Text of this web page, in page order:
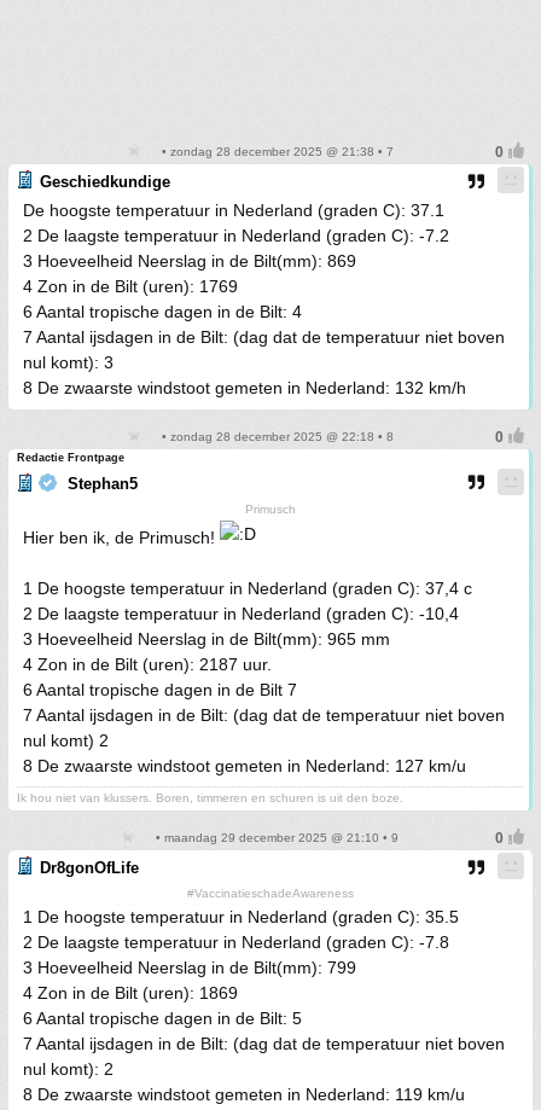
• zondag 28 december 2025 @ 21:38 • 7
Geschiedkundige
De hoogste temperatuur in Nederland (graden C): 37.1
2 De laagste temperatuur in Nederland (graden C): -7.2
3 Hoeveelheid Neerslag in de Bilt(mm): 869
4 Zon in de Bilt (uren): 1769
6 Aantal tropische dagen in de Bilt: 4
7 Aantal ijsdagen in de Bilt: (dag dat de temperatuur niet boven
nul komt): 3
8 De zwaarste windstoot gemeten in Nederland: 132 km/h
• zondag 28 december 2025 @ 22:18 • 8
Redactie Frontpage
Stephan5
Primusch
Hier ben ik, de Primusch!
1 De hoogste temperatuur in Nederland (graden C): 37,4 c
2 De laagste temperatuur in Nederland (graden C): -10,4
3 Hoeveelheid Neerslag in de Bilt(mm): 965 mm
4 Zon in de Bilt (uren): 2187 uur.
6 Aantal tropische dagen in de Bilt 7
7 Aantal ijsdagen in de Bilt: (dag dat de temperatuur niet boven
nul komt) 2
8 De zwaarste windstoot gemeten in Nederland: 127 km/u
Ik hou niet van klussers. Boren, timmeren en schuren is uit den boze.
• maandag 29 december 2025 @ 21:10 • 9
Dr8gonOfLife
#VaccinatieschadeAwareness
1 De hoogste temperatuur in Nederland (graden C): 35.5
2 De laagste temperatuur in Nederland (graden C): -7.8
3 Hoeveelheid Neerslag in de Bilt(mm): 799
4 Zon in de Bilt (uren): 1869
6 Aantal tropische dagen in de Bilt: 5
7 Aantal ijsdagen in de Bilt: (dag dat de temperatuur niet boven
nul komt): 2
8 De zwaarste windstoot gemeten in Nederland: 119 km/u